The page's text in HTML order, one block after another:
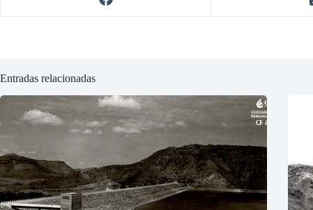
Entradas relacionadas